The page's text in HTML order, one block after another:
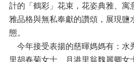
旅
遊
美
計的「鶴彩」花束，花姿典雅、寓
雅品格與無私奉獻的讚頌，展現鹽
態。
今年接受表揚的慈暉媽媽有：水
里胡春菊女士、月港里翁魏麗卿女